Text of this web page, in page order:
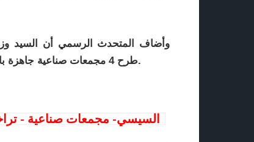
وأضاف المتحدث الرسمي أن السيد
طرح 4 مجمعات صناعية جاهزة بالتراخيص في محافظات الصعيد، يتضمن كل مجمع 200 مصنع.
السيسي- مجمعات صناعية -